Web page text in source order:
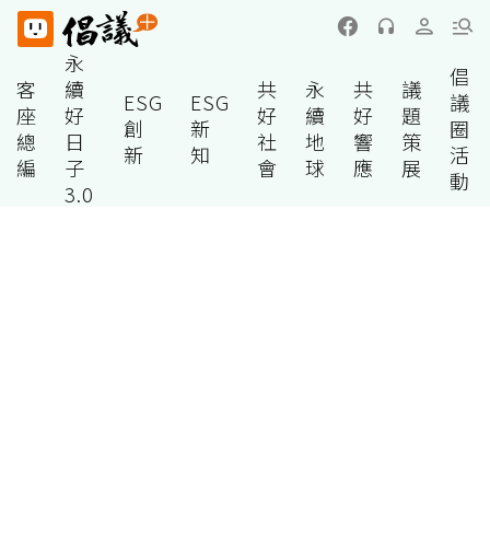
客
座
總
編
永
續
好
日
子
3.0
ESG
創
新
ESG
新
知
共
好
社
會
永
續
地
球
共
好
響
應
議
題
策
展
倡
議
圈
活
動